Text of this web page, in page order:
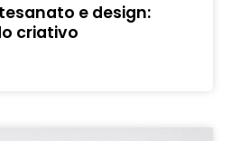
e design:
criativo